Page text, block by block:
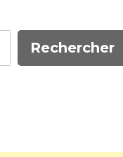
Rechercher